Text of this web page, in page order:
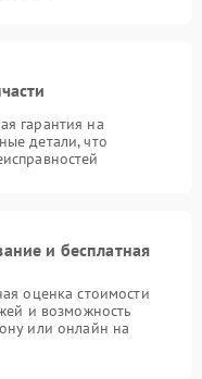
гарантия на
детали, что
и бесплатная
оценка стоимости
и возможность
или онлайн на